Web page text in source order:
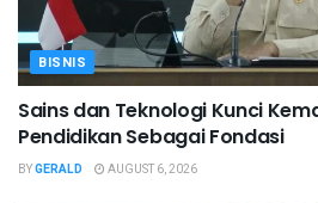
BISNIS
Sains dan Teknologi Kunci
Pendidikan Sebagai Fondasi
BYGERALD AUGUST 6, 2026